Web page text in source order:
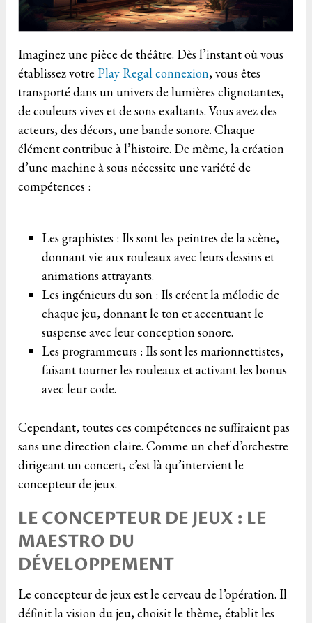
Imaginez une pièce de théâtre. Dès l’instant où vous
établissez votre Play Regal connexion, vous êtes
transporté dans un univers de lumières clignotantes,
de couleurs vives et de sons exaltants. Vous avez des
acteurs, des décors, une bande sonore. Chaque
élément contribue à l’histoire. De même, la création
d’une machine à sous nécessite une variété de
compétences :
Les graphistes : Ils sont les peintres de la scène,
donnant vie aux rouleaux avec leurs dessins et
animations attrayants.
Les ingénieurs du son : Ils créent la mélodie de
chaque jeu, donnant le ton et accentuant le
suspense avec leur conception sonore.
Les programmeurs : Ils sont les marionnettistes,
faisant tourner les rouleaux et activant les bonus
avec leur code.
Cependant, toutes ces compétences ne suffiraient pas
sans une direction claire. Comme un chef d’orchestre
dirigeant un concert, c’est là qu’intervient le
concepteur de jeux.
LE CONCEPTEUR DE JEUX : LE
MAESTRO DU
DÉVELOPPEMENT
Le concepteur de jeux est le cerveau de l’opération. Il
définit la vision du jeu, choisit le thème, établit les